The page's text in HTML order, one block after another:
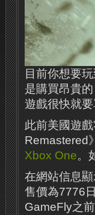
目前你想要
是購買昂貴
遊戲很快就要
此前美國遊
Remastered
Xbox One。
在網站信息
售價為7776
GameFly之